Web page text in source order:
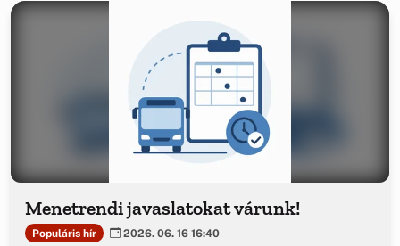
Menetrendi javaslatokat várunk!
Populáris hír 2026. 06. 16 16:40